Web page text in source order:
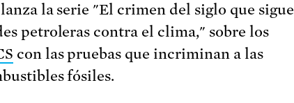
la serie "El crimen del siglo que sigue
petroleras contra el clima," sobre los
con las pruebas que incriminan a las
fósiles.